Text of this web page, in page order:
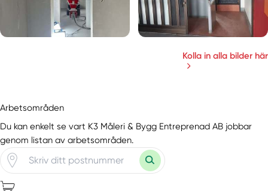
Kolla in alla bilder här
Arbetsområden
Du kan enkelt se vart K3 Måleri & Bygg Entreprenad AB jobbar
genom listan av arbetsområden.